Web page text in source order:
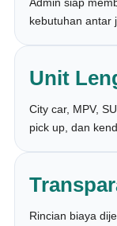
kebutuhan antar
Unit
City car, MPV,
pick up, dan
Rincian biaya